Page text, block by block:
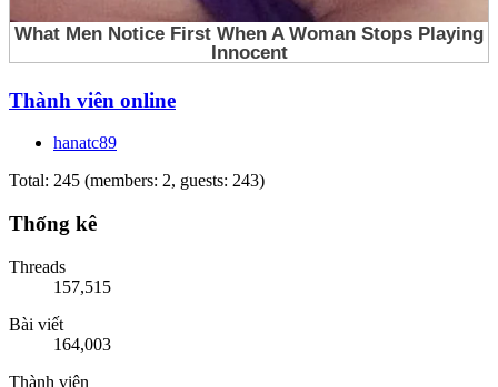
Thành viên online
hanatc89
Total: 245 (members: 2, guests: 243)
Thống kê
Threads
157,515
Bài viết
164,003
Thành viên